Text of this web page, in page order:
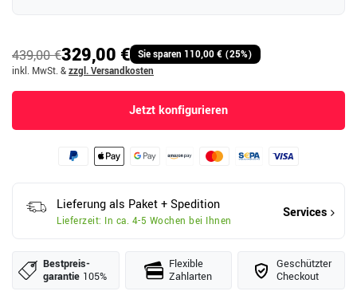
439,00 €329,00 € Sie sparen 110,00 € (25%)
inkl. MwSt. &zzgl. Versandkosten
Jetzt konfigurieren
Lieferung als Paket + Spedition
Lieferzeit: In ca. 4-5 Wochen bei Ihnen
Services
Bestpreis­
garantie 105%
Flexible
Zahlarten
Geschützter
Checkout